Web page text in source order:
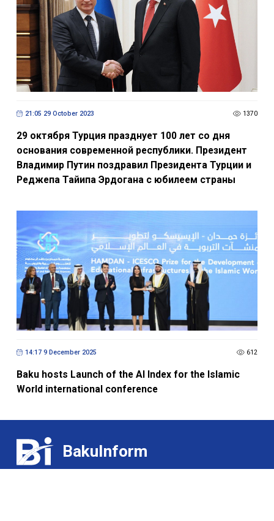
21:05 29 October 2023 1370
29 октября Турция празднует 100 лет со дня
основания современной республики. Президент
Владимир Путин поздравил Президента Турции и
Реджепа Тайипа Эрдогана с юбилеем страны
14:17 9 December 2025 612
Baku hosts Launch of the AI Index for the Islamic
World international conference
BakuInform